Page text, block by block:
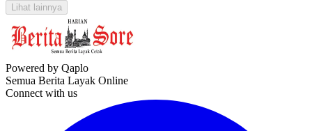
Lihat lainnya
Powered by Qaplo
Semua Berita Layak Online
Connect with us